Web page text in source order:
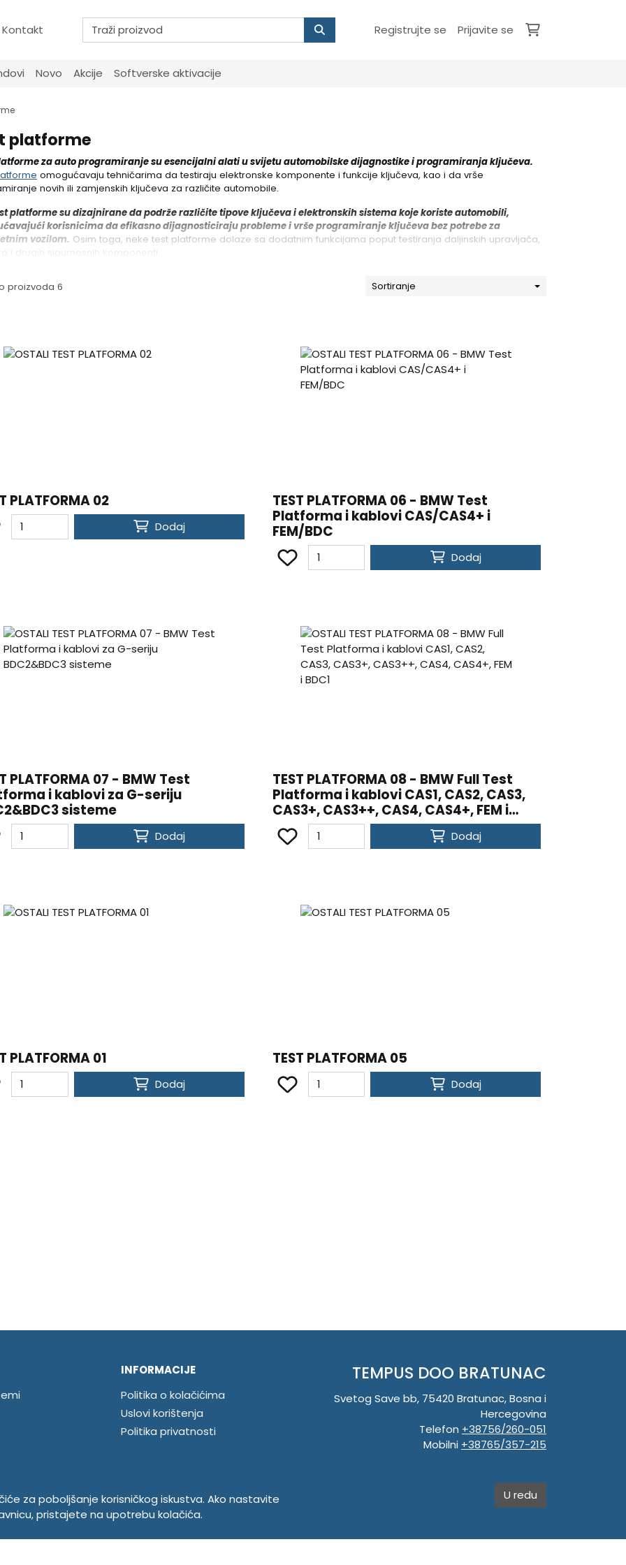
Kontakt Registrujte se Prijavite se
Novo Akcije Softverske aktivacije
platforme
za auto programiranje su esencijalni alati u svijetu automobilske dijagnostike i programiranja ključeva.
omogućavaju tehničarima da testiraju elektronske komponente i funkcije ključeva, kao i da vrše
novih ili zamjenskih ključeva za različite automobile.
platforme su dizajnirane da podrže različite tipove ključeva i elektronskih sistema koje koriste automobili,
korisnicima da efikasno dijagnosticiraju probleme i vrše programiranje ključeva bez potrebe za
vozilom. Osim toga, neke test platforme dolaze sa dodatnim funkcijama poput testiranja daljinskih upravljača,
i drugih sigurnosnih komponenti.
proizvoda 6 Sortiranje
PLATFORMA 02
Dodaj
TEST PLATFORMA 06 - BMW Test
Platforma i kablovi CAS/CAS4+ i
FEM/BDC
Dodaj
PLATFORMA 07 - BMW Test
i kablovi za G-seriju
sisteme
Dodaj
TEST PLATFORMA 08 - BMW Full Test
Platforma i kablovi CAS1, CAS2, CAS3,
CAS3+, CAS3++, CAS4, CAS4+, FEM i
BDC1
Dodaj
PLATFORMA 01
Dodaj
TEST PLATFORMA 05
Dodaj
INFORMACIJE
Politika o kolačićima
Uslovi korištenja
Politika privatnosti
TEMPUS DOO BRATUNAC
Svetog Save bb, 75420 Bratunac, Bosna i
Hercegovina
Telefon +38756/260-051
Mobilni +38765/357-215
Porez 405087080000
Matični broj 59-01-0081-23
za poboljšanje korisničkog iskustva. Ako nastavite
pristajete na upotrebu kolačića.
U redu